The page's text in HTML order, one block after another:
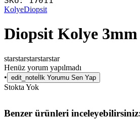
KolyeDiopsit
Diopsit Kolye
starstarstarstarstar
Henüz yorum yapılmadı
• edit_note İlk Yorumu Sen Yap
Stokta Yok
Benzer ürünleri